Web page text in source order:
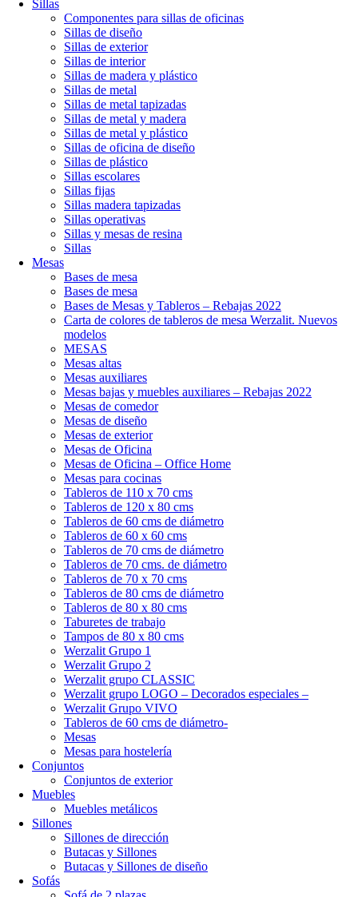
Sillas
Componentes para sillas de oficinas
Sillas de diseño
Sillas de exterior
Sillas de interior
Sillas de madera y plástico
Sillas de metal
Sillas de metal tapizadas
Sillas de metal y madera
Sillas de metal y plástico
Sillas de oficina de diseño
Sillas de plástico
Sillas escolares
Sillas fijas
Sillas madera tapizadas
Sillas operativas
Sillas y mesas de resina
Sillas
Mesas
Bases de mesa
Bases de mesa
Bases de Mesas y Tableros – Rebajas 2022
Carta de colores de tableros de mesa Werzalit. Nuevos
modelos
MESAS
Mesas altas
Mesas auxiliares
Mesas bajas y muebles auxiliares – Rebajas 2022
Mesas de comedor
Mesas de diseño
Mesas de exterior
Mesas de Oficina
Mesas de Oficina – Office Home
Mesas para cocinas
Tableros de 110 x 70 cms
Tableros de 120 x 80 cms
Tableros de 60 cms de diámetro
Tableros de 60 x 60 cms
Tableros de 70 cms de diámetro
Tableros de 70 cms. de diámetro
Tableros de 70 x 70 cms
Tableros de 80 cms de diámetro
Tableros de 80 x 80 cms
Taburetes de trabajo
Tampos de 80 x 80 cms
Werzalit Grupo 1
Werzalit Grupo 2
Werzalit grupo CLASSIC
Werzalit grupo LOGO – Decorados especiales –
Werzalit Grupo VIVO
Tableros de 60 cms de diámetro-
Mesas
Mesas para hostelería
Conjuntos
Conjuntos de exterior
Muebles
Muebles metálicos
Sillones
Sillones de dirección
Butacas y Sillones
Butacas y Sillones de diseño
Sofás